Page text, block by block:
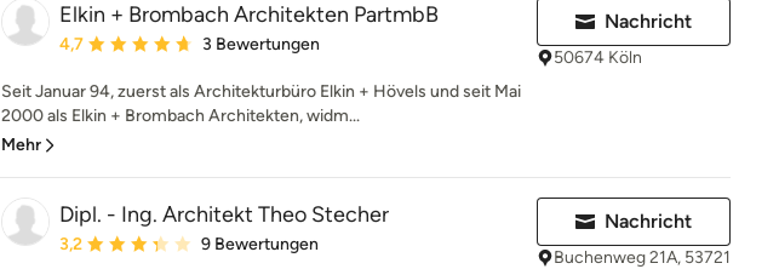
Elkin + Brombach Architekten PartmbB
Durchschnittliche Bewertung: 4.7 von 5 Sternen
4,7 3 Bewertungen
Seit Januar 94, zuerst als Architekturbüro Elkin + Hövels und seit Mai
2000 als Elkin + Brombach Architekten, widm...
Mehr
Nachricht
50674 Köln
Dipl. - Ing. Architekt Theo Stecher
Durchschnittliche Bewertung: 3.2 von 5 Sternen
3,2 9 Bewertungen
Nachricht
Buchenweg 21A, 53721